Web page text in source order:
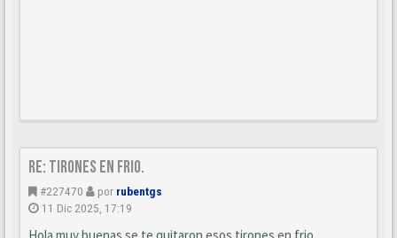
Re: Tirones en frio.
#227470 por rubentgs
11 Dic 2025, 17:19